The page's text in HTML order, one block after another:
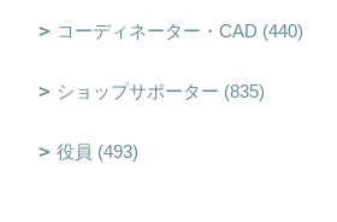
コーディネーター・CAD (440)
ショップサポーター (835)
役員 (493)